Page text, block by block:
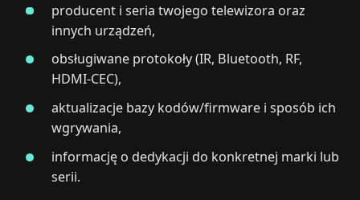
producent i seria twojego telewizora oraz
innych urządzeń,
obsługiwane protokoły (IR, Bluetooth, RF,
HDMI-CEC),
aktualizacje bazy kodów/firmware i sposób ich
wgrywania,
informację o dedykacji do konkretnej marki lub
serii.